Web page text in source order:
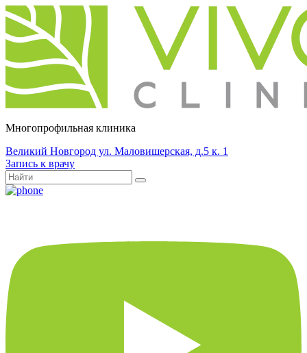
Многопрофильная клиника
Великий Новгород ул. Маловишерская, д.5 к. 1
Запись к врачу